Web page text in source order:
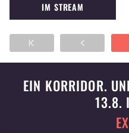
legen.
IM STREAM
EIN KORRIDOR.
13.8.